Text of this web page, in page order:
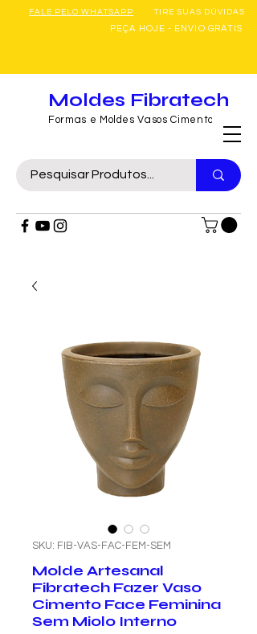
FALE PELO WHATSAPP TIRE SUAS DÚVIDAS
PEÇA HOJE - ENVIO GRÁTIS
Formas e Moldes Vasos Cimento
Moldes Fibratech
SKU: FIB-VAS-FAC-FEM-SEM
Molde Artesanal
Fibratech Fazer Vaso
Cimento Face Feminina
Sem Miolo Interno